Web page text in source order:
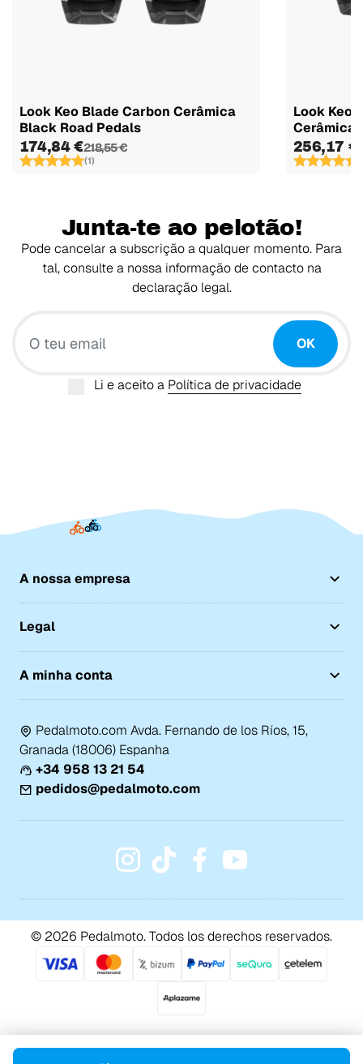
Look Keo Blade Carbon Cerâmica
Black Road Pedals
174,84 €218,55 €
(1)
Look Keo
Cerâmica
256,17 €
Junta-te ao pelotão!
Pode cancelar a subscrição a qualquer momento. Para
tal, consulte a nossa informação de contacto na
declaração legal.
OK
Li e aceito a Política de privacidade
A nossa empresa
Legal
A minha conta
Pedalmoto.com Avda. Fernando de los Ríos, 15,
Granada (18006) Espanha
+34 958 13 21 54
pedidos@pedalmoto.com
© 2026 Pedalmoto. Todos los derechos reservados.